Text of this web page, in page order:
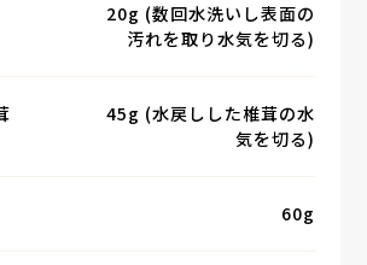
20g (数回水洗いし表面の
汚れを取り水気を切る)
45g (水戻しした椎茸の水
気を切る)
60g